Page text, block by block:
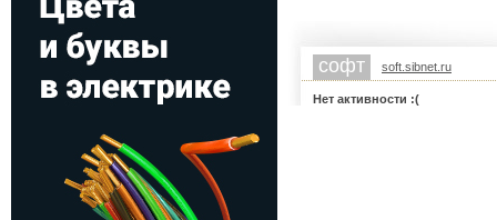
софт soft.sibnet.ru
Нет активности :(